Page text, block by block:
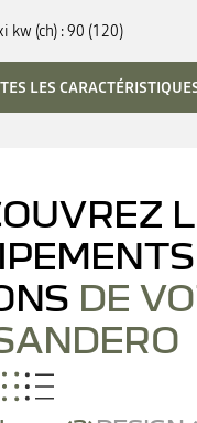
kw (ch) 90 (120)
LES
DE